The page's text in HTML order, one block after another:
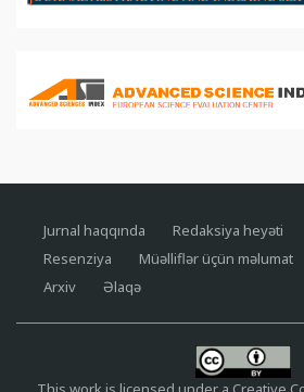
Jurnal haqqında Redaksiya heyəti
Resenziya
Müəlliflər üçün məlumat
Arxiv
Əlaqə
This work is licensed under a Creative